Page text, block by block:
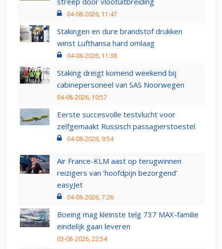
04-08-2026, 11:47
Stakingen en dure brandstof drukken
winst Lufthansa hard omlaag
04-08-2026, 11:38
Staking dreigt komend weekend bij
cabinepersoneel van SAS Noorwegen
04-08-2026, 10:57
Eerste succesvolle testvlucht voor
zelfgemaakt Russisch passagierstoestel
04-08-2026, 9:54
Air France-KLM aast op terugwinnen
reizigers van ‘hoofdpijn bezorgend’
easyJet
04-08-2026, 7:26
Boeing mag kleinste telg 737 MAX-familie
eindelijk gaan leveren
03-08-2026, 22:54